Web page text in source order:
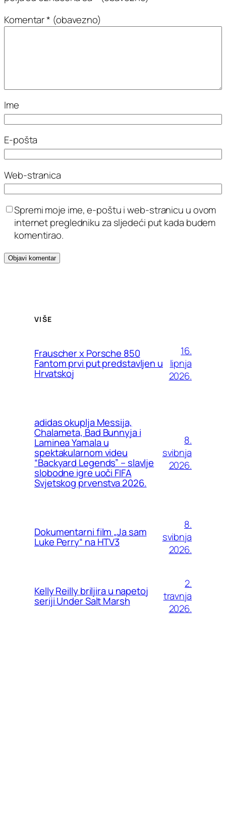
Komentar* (obavezno)
Ime
E-pošta
Web-stranica
Spremi moje ime, e-poštu i web-stranicu u ovom
internet pregledniku za sljedeći put kada budem
komentirao.
VIŠE
Frauscher x Porsche 850
Fantom prvi put predstavljen u
Hrvatskoj
16.
lipnja
2026.
adidas okuplja Messija,
Chalameta, Bad Bunnyja i
Laminea Yamala u
spektakularnom videu
“Backyard Legends” – slavlje
slobodne igre uoči FIFA
Svjetskog prvenstva 2026.
8.
svibnja
2026.
Dokumentarni film „Ja sam
Luke Perry“ na HTV3
8.
svibnja
2026.
Kelly Reilly briljira u napetoj
seriji Under Salt Marsh
2.
travnja
2026.